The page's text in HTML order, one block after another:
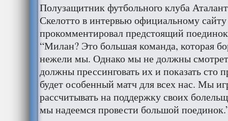
Полузащитник футбольного клуба
Скелотто в интервью официальному
прокомментировал предстоящий
“Милан? Это большая команда, которая
нежели мы. Однако мы не должны
должны прессинговать их и показать сто
будет особенный матч для всех нас. Мы
рассчитывать на поддержку своих
мы надеемся провести большой